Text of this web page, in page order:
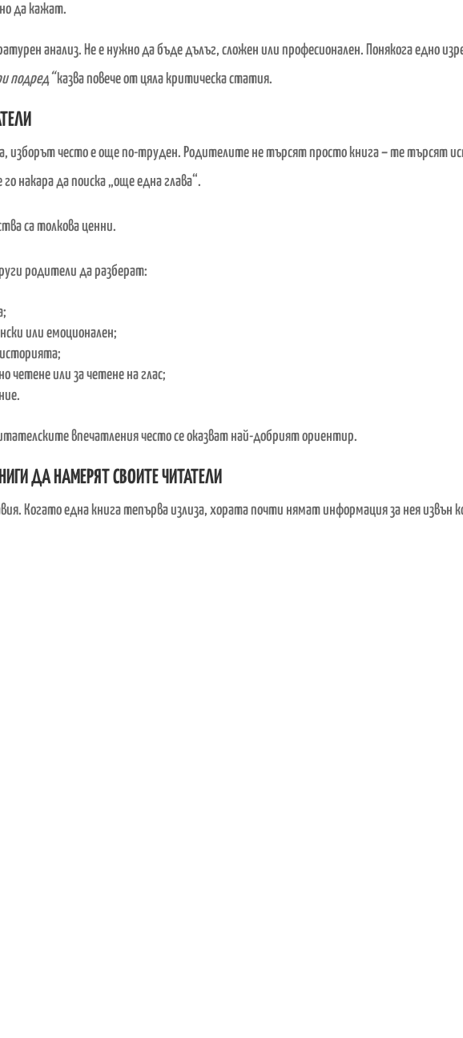
да кажат.
анализ. Не е нужно да бъде дълъг, сложен или професионален. Понякога едно
подред“казва повече от цяла критическа статия.
изборът често е още по-труден. Родителите не търсят просто книга–те търсят
накара да поиска „още една глава“.
са толкова ценни.
родители да разберат:
или емоционален;
четене или за четене на глас;
впечатления често се оказват най-добрият ориентир.
ДА НАМЕРЯТ СВОИТЕ ЧИТАТЕЛИ
Когато една книга тепърва излиза, хората почти нямат информация за нея извън